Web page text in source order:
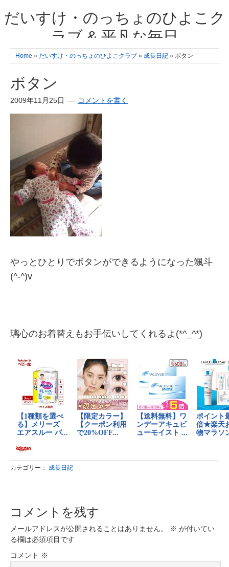
だいすけ・のっちょのひよこク
ラブ & 平凡な毎日
我が家の3人のひよこ成長日記と雑記 何十年後かに、大きくなったひよ
こ達とこの成長記を読み返すことを夢見て。& 3児ママの平凡日記 日々
Home » だいすけ・のっちょのひよこクラブ » 成長日記 » ボタン
ボタン
2009年11月25日 コメントを書く
やっとひとりでボタンができるようになった颯斗
(^-^)v
璃心のお着替えもお手伝いしてくれるよ(*^_^*)
カテゴリー： 成長日記
コメントを残す
メールアドレスが公開されることはありません。 ※ が付いてい
る欄は必須項目です
コメント ※